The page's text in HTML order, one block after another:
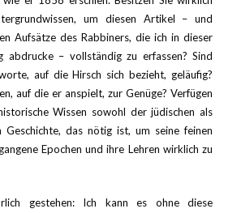
um diesen Artikel – und
Aufsätze des Rabbiners, die ich in dieser
abdrucke – vollständig zu erfassen? Sind
auf die Hirsch sich bezieht, geläufig?
auf die er anspielt, zur Genüge? Verfügen
Wissen sowohl der jüdischen als
Geschichte, das nötig ist, um seine feinen
Epochen und ihre Lehren wirklich zu
gestehen: Ich kann es ohne diese